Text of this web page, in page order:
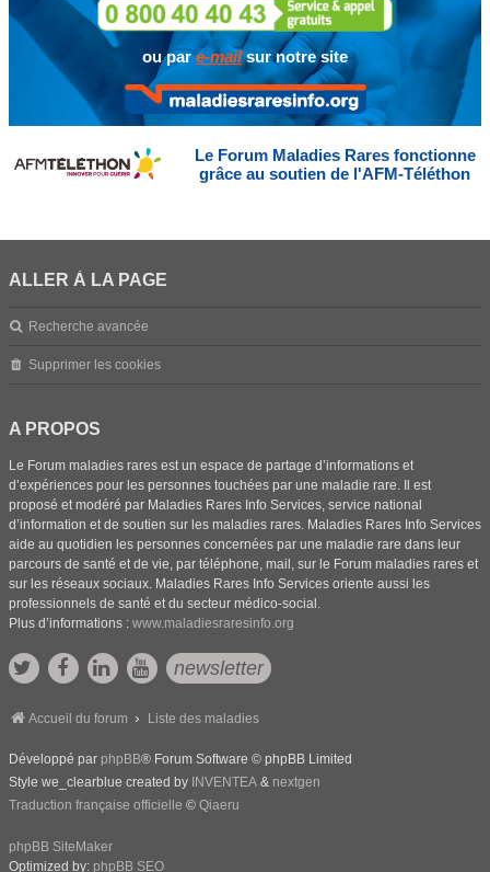
ou pare-mailsur notre site
Le Forum Maladies Rares fonctionne
grâce au soutien de l'AFM-Téléthon
ALLER À LA PAGE
Recherche avancée
Supprimer les cookies
A PROPOS
Le Forum maladies rares est un espace de partage d’informations et
d’expériences pour les personnes touchées par une maladie rare. Il est
proposé et modéré par Maladies Rares Info Services, service national
d’information et de soutien sur les maladies rares. Maladies Rares Info Services
aide au quotidien les personnes concernées par une maladie rare dans leur
parcours de santé et de vie, par téléphone, mail, sur le Forum maladies rares et
sur les réseaux sociaux. Maladies Rares Info Services oriente aussi les
professionnels de santé et du secteur médico-social.
Plus d’informations : www.maladiesraresinfo.org
newsletter
Accueil du forum Liste des maladies
Développé par phpBB® Forum Software © phpBB Limited
Style we_clearblue created by INVENTEA & nextgen
Traduction française officielle © Qiaeru
phpBB SiteMaker
Optimized by: phpBB SEO